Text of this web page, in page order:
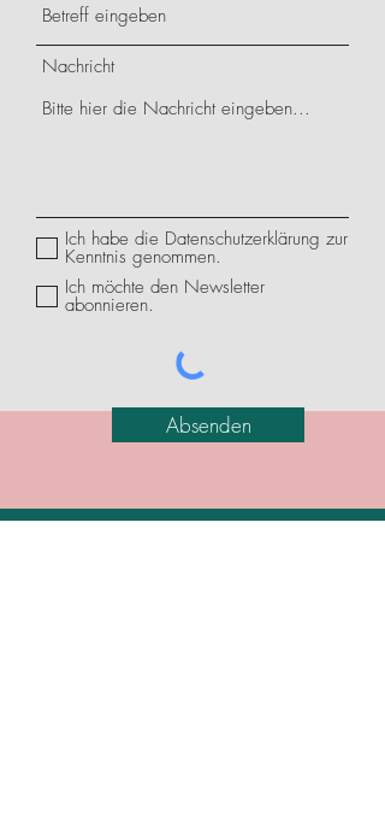
Nachricht
Ich habe die Datenschutzerklärung zur
Kenntnis genommen.
Ich möchte den Newsletter
abonnieren.
Absenden